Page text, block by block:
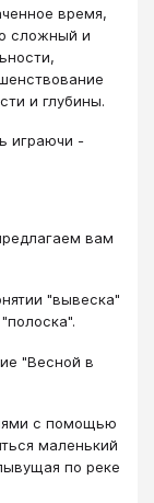
время,
сложный и
и глубины.
играючи -
вам
"вывеска"
"Весной в
с помощью
маленький
по реке